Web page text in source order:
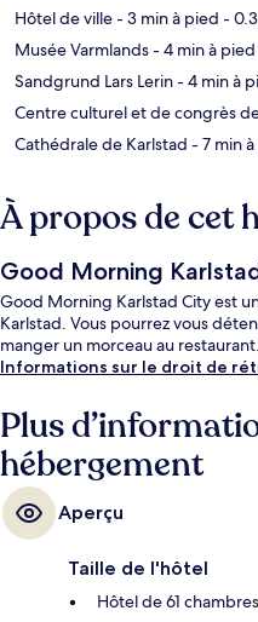
Hôtel de ville- 3 min à pied -
Musée Varmlands- 4 min à pied
Sandgrund Lars Lerin- 4 min à
Centre culturel et de congrès
Cathédrale de Karlstad - 7 min
À propos de cet
Good Morning
Good Morning Karlstad City est
Karlstad. Vous pourrez vous
manger un morceau au restaurant.
Informations sur le droit de
Plus
hébergement
Aperçu
Taille de l'hôtel
Hôtel de 61 chambres